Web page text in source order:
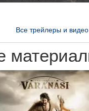
Все трейлеры и